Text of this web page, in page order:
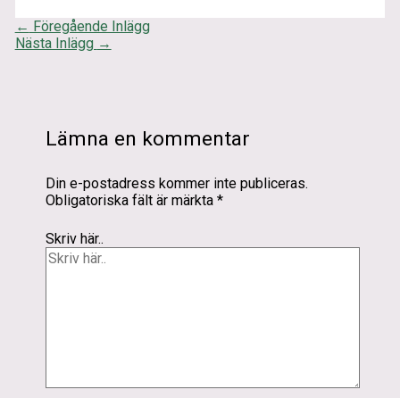
← Föregående Inlägg
Nästa Inlägg →
Lämna en kommentar
Din e-postadress kommer inte publiceras.
Obligatoriska fält är märkta *
Skriv här..